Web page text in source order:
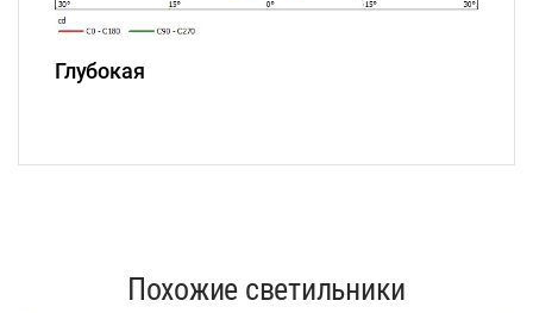
Глубокая
Похожие светильники